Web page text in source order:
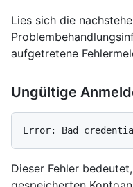
Lies sich die
aufgetretene
Ungültige
Dieser Fehler